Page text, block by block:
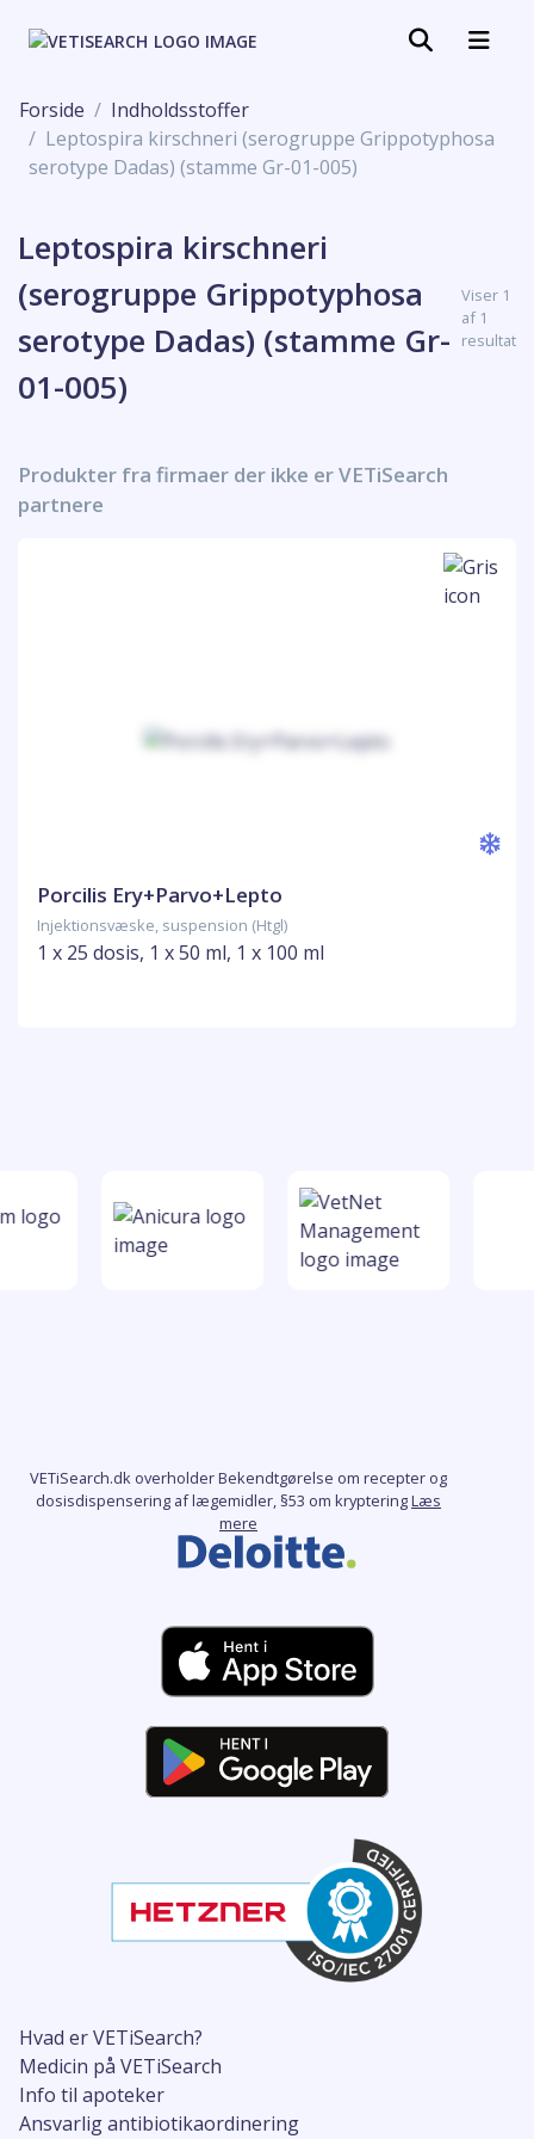
Forside
Indholdsstoffer
Leptospira kirschneri (serogruppe Grippotyphosa
serotype Dadas) (stamme Gr-01-005)
Leptospira kirschneri
(serogruppe Grippotyphosa
serotype Dadas) (stamme Gr-
01-005)
Viser 1
af 1
resultat
Produkter fra firmaer der ikke er VETiSearch
partnere
Porcilis Ery+Parvo+Lepto
Injektionsvæske, suspension (Htgl)
1 x 25 dosis, 1 x 50 ml, 1 x 100 ml
Hvad er VETiSearch?
Medicin på VETiSearch
Info til apoteker
Ansvarlig antibiotikaordinering
VETiSearch.dk overholder Bekendtgørelse om recepter og
dosisdispensering af lægemidler, §53 om krypteringLæs
mere